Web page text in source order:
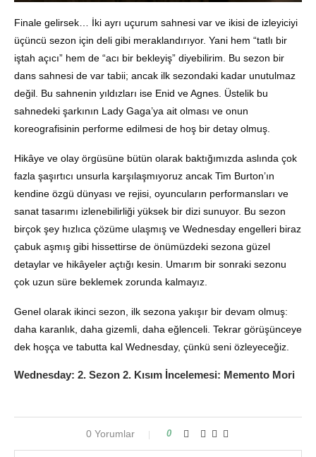
Finale gelirsek… İki ayrı uçurum sahnesi var ve ikisi de izleyiciyi
üçüncü sezon için deli gibi meraklandırıyor. Yani hem “tatlı bir
iştah açıcı” hem de “acı bir bekleyiş” diyebilirim. Bu sezon bir
dans sahnesi de var tabii; ancak ilk sezondaki kadar unutulmaz
değil. Bu sahnenin yıldızları ise Enid ve Agnes. Üstelik bu
sahnedeki şarkının Lady Gaga’ya ait olması ve onun
koreografisinin performe edilmesi de hoş bir detay olmuş.
Hikâye ve olay örgüsüne bütün olarak baktığımızda aslında çok
fazla şaşırtıcı unsurla karşılaşmıyoruz ancak Tim Burton’ın
kendine özgü dünyası ve rejisi, oyuncuların performansları ve
sanat tasarımı izlenebilirliği yüksek bir dizi sunuyor. Bu sezon
birçok şey hızlıca çözüme ulaşmış ve Wednesday engelleri biraz
çabuk aşmış gibi hissettirse de önümüzdeki sezona güzel
detaylar ve hikâyeler açtığı kesin. Umarım bir sonraki sezonu
çok uzun süre beklemek zorunda kalmayız.
Genel olarak ikinci sezon, ilk sezona yakışır bir devam olmuş:
daha karanlık, daha gizemli, daha eğlenceli. Tekrar görüşünceye
dek hoşça ve tabutta kal Wednesday, çünkü seni özleyeceğiz.
Wednesday: 2. Sezon 2. Kısım İncelemesi: Memento Mori
0 Yorumlar 0